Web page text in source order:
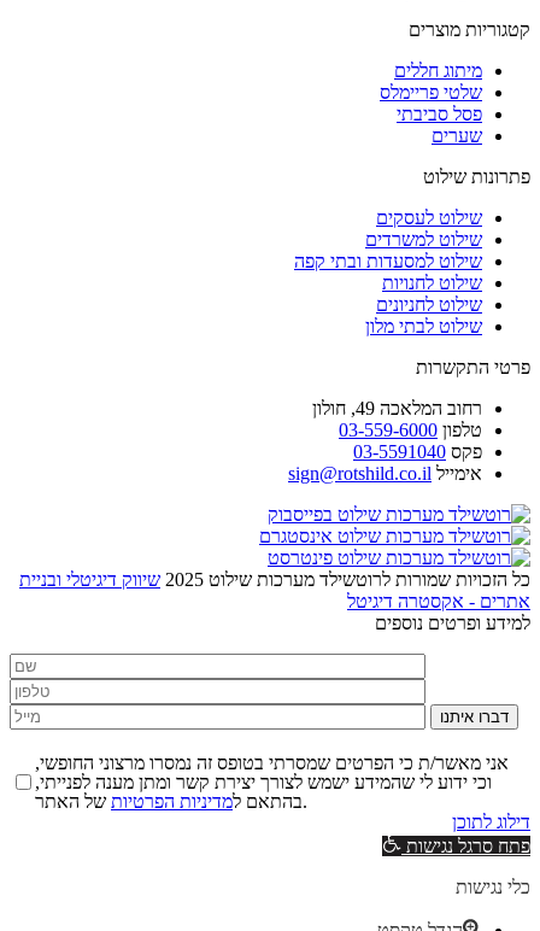
קטגוריות מוצרים
מיתוג חללים
שלטי פריימלס
פסל סביבתי
שערים
פתרונות שילוט
שילוט לעסקים
שילוט למשרדים
שילוט למסעדות ובתי קפה
שילוט לחנויות
שילוט לחניונים
שילוט לבתי מלון
פרטי התקשרות
רחוב המלאכה 49, חולון
טלפון 03-559-6000
פקס 03-5591040
אימייל sign@rotshild.co.il
כל הזכויות שמורות לרוטשילד מערכות שילוט 2025
שיווק דיגיטלי ובניית
אתרים - אקסטרה דיגיטל
למידע ופרטים נוספים
דברו איתנו
אני מאשר/ת כי הפרטים שמסרתי בטופס זה נמסרו מרצוני החופשי,
וכי ידוע לי שהמידע ישמש לצורך יצירת קשר ומתן מענה לפנייתי,
בהתאם למדיניות הפרטיות
של האתר.
דילוג לתוכן
פתח סרגל נגישות
כלי נגישות